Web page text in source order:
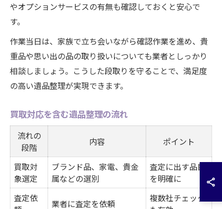
やオプションサービスの有無も確認しておくと安心で
す。
作業当日は、家族で立ち会いながら確認作業を進め、貴
重品や思い出の品の取り扱いについても業者としっかり
相談しましょう。こうした段取りを守ることで、満足度
の高い遺品整理が実現できます。
買取対応を含む遺品整理の流れ
流れの
段階
内容 ポイント
買取対
象選定
ブランド品、家電、貴金
属などの選別
査定に出す品目
を明確に
査定依
業者に査定を依頼
複数社チェック